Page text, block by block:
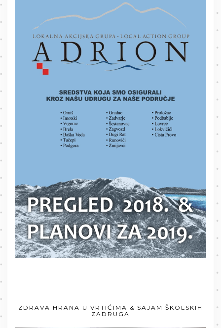
ZDRAVA HRANA U VRTIĆIMA & SAJAM ŠKOLSKIH
ZADRUGA